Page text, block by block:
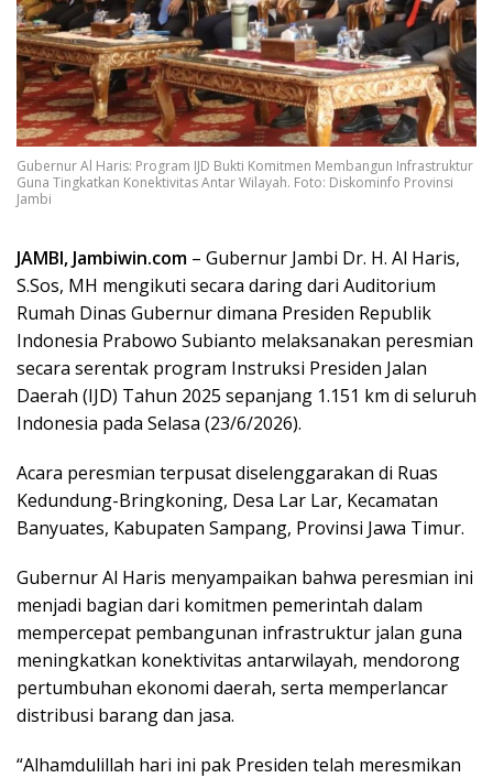
Gubernur Al Haris: Program IJD Bukti Komitmen Membangun Infrastruktur
Guna Tingkatkan Konektivitas Antar Wilayah. Foto: Diskominfo Provinsi
Jambi
JAMBI, Jambiwin.com – Gubernur Jambi Dr. H. Al Haris,
S.Sos, MH mengikuti secara daring dari Auditorium
Rumah Dinas Gubernur dimana Presiden Republik
Indonesia Prabowo Subianto melaksanakan peresmian
secara serentak program Instruksi Presiden Jalan
Daerah (IJD) Tahun 2025 sepanjang 1.151 km di seluruh
Indonesia pada Selasa (23/6/2026).
Acara peresmian terpusat diselenggarakan di Ruas
Kedundung-Bringkoning, Desa Lar Lar, Kecamatan
Banyuates, Kabupaten Sampang, Provinsi Jawa Timur.
Gubernur Al Haris menyampaikan bahwa peresmian ini
menjadi bagian dari komitmen pemerintah dalam
mempercepat pembangunan infrastruktur jalan guna
meningkatkan konektivitas antarwilayah, mendorong
pertumbuhan ekonomi daerah, serta memperlancar
distribusi barang dan jasa.
“Alhamdulillah hari ini pak Presiden telah meresmikan